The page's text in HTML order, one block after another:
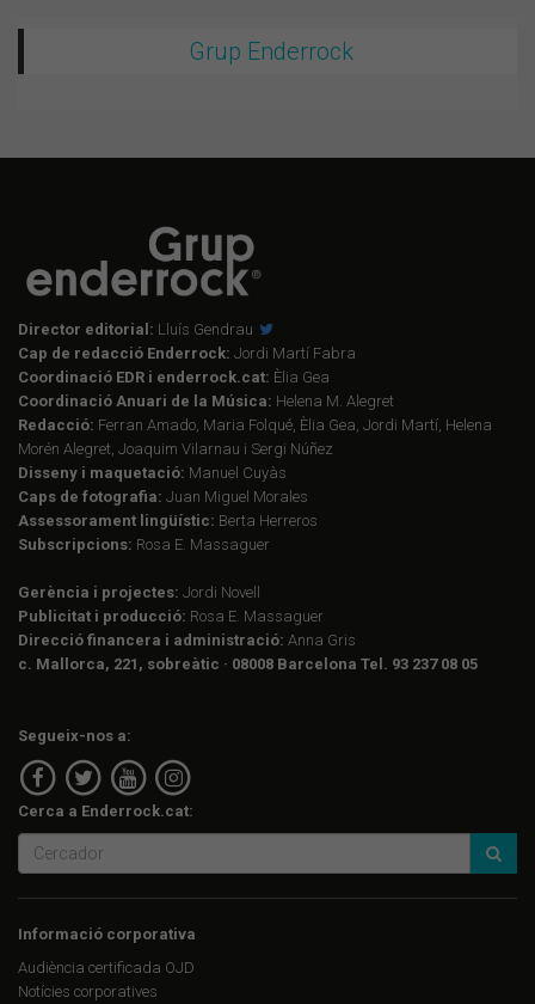
Grup Enderrock
Director editorial: Lluís Gendrau
Cap de redacció Enderrock: Jordi Martí Fabra
Coordinació EDR i enderrock.cat: Èlia Gea
Coordinació Anuari de la Música: Helena M. Alegret
Redacció: Ferran Amado, Maria Folqué, Èlia Gea, Jordi Martí, Helena
Morén Alegret, Joaquim Vilarnau i Sergi Núñez
Disseny i maquetació: Manuel Cuyàs
Caps de fotografia: Juan Miguel Morales
Assessorament lingüístic: Berta Herreros
Subscripcions: Rosa E. Massaguer
Gerència i projectes: Jordi Novell
Publicitat i producció: Rosa E. Massaguer
Direcció financera i administració: Anna Gris
c. Mallorca, 221, sobreàtic · 08008 Barcelona Tel. 93 237 08 05
Segueix-nos a:
Cerca a Enderrock.cat:
Informació corporativa
Audiència certificada OJD
Notícies corporatives